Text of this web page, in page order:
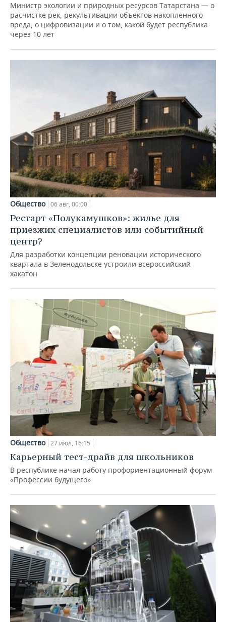
Министр экологии и природных ресурсов Татарстана — о
расчистке рек, рекультивации объектов накопленного
вреда, о цифровизации и о том, какой будет республика
через 10 лет
Общество 06 авг, 00:00
Рестарт «Полукамушков»: жилье для
приезжих специалистов или событийный
центр?
Для разработки концепции реновации исторического
квартала в Зеленодольске устроили всероссийский
хакатон
Общество 27 июл, 16:15
Карьерный тест-драйв для школьников
В республике начал работу профориентационный форум
«Профессии будущего»